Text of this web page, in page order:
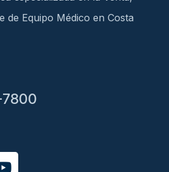
de Equipo Médico en Costa